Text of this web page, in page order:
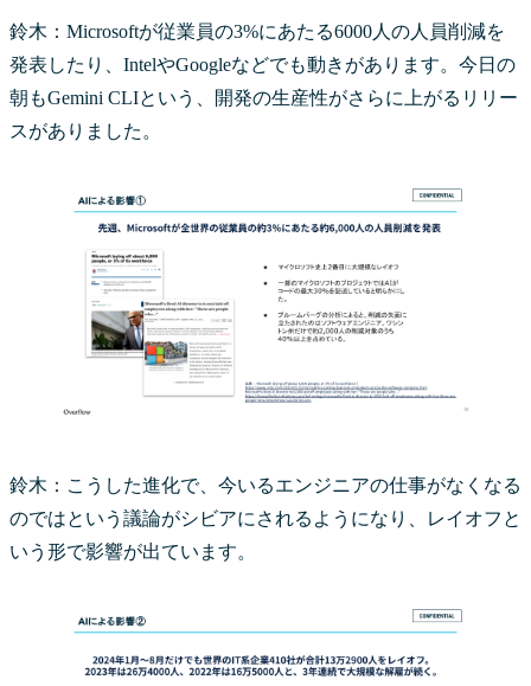
鈴木：Microsoftが従業員の3%にあたる6000人の人員削減を
発表したり、IntelやGoogleなどでも動きがあります。今日の
朝もGemini CLIという、開発の生産性がさらに上がるリリー
スがありました。
鈴木：こうした進化で、今いるエンジニアの仕事がなくなる
のではという議論がシビアにされるようになり、レイオフと
いう形で影響が出ています。